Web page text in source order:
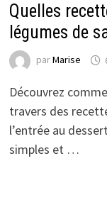
Quelles
légumes de
parMarise
Découvrez
travers des
l’entrée au
simples et …